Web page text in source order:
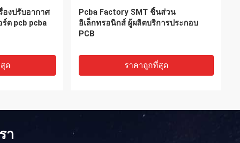
ร์จแบบไร้สาย
PCBA
ด
Fast Contract Electronic FR4 PCB
Assembly Service THD SMT
ราคาถูกที่สุด
า